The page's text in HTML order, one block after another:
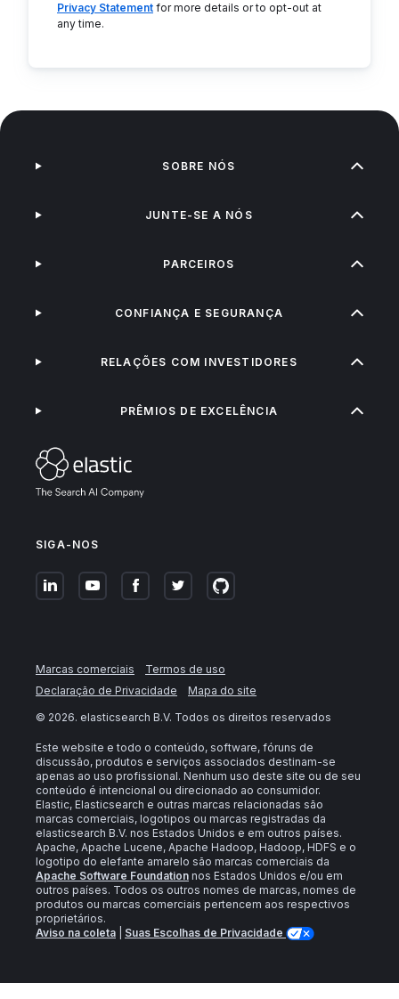
Privacy Statement for more details or to opt-out at
any time.
SIGA-NOS
SOBRE NÓS
JUNTE-SE A NÓS
PARCEIROS
CONFIANÇA E SEGURANÇA
RELAÇÕES COM INVESTIDORES
PRÊMIOS DE EXCELÊNCIA
Marcas comerciais
Termos de uso
Declaração de Privacidade
Mapa do site
© 2026. elasticsearch B.V. Todos os direitos reservados
Este website e todo o conteúdo, software, fóruns de
discussão, produtos e serviços associados destinam-se
apenas ao uso profissional. Nenhum uso deste site ou de seu
conteúdo é intencional ou direcionado ao consumidor.
Elastic, Elasticsearch e outras marcas relacionadas são
marcas comerciais, logotipos ou marcas registradas da
elasticsearch B.V. nos Estados Unidos e em outros países.
Apache, Apache Lucene, Apache Hadoop, Hadoop, HDFS e o
logotipo do elefante amarelo são marcas comerciais da
Apache Software Foundation nos Estados Unidos e/ou em
outros países. Todos os outros nomes de marcas, nomes de
produtos ou marcas comerciais pertencem aos respectivos
proprietários.
Aviso na coleta
Suas Escolhas de Privacidade